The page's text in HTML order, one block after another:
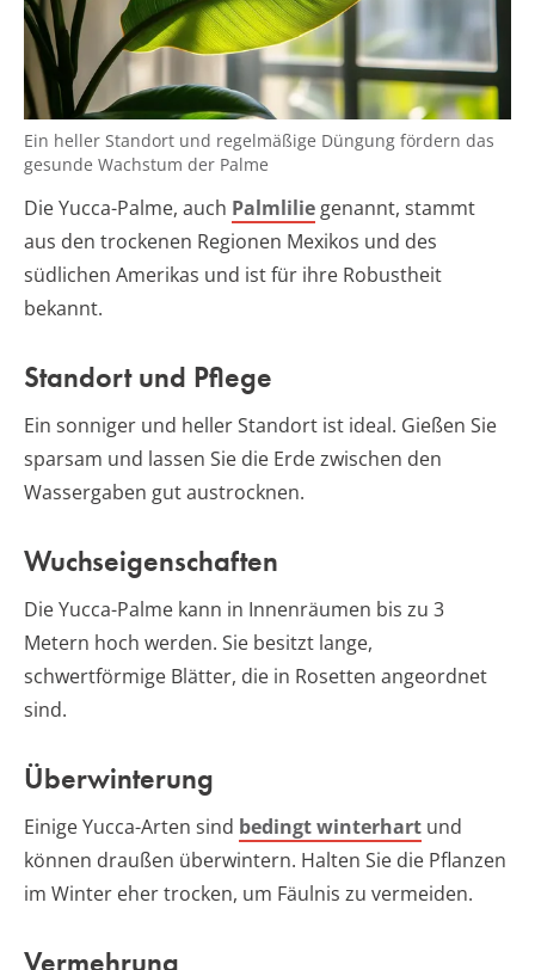
Ein heller Standort und regelmäßige Düngung fördern das
gesunde Wachstum der Palme
Die Yucca-Palme, auch Palmlilie genannt, stammt
aus den trockenen Regionen Mexikos und des
südlichen Amerikas und ist für ihre Robustheit
bekannt.
Standort und Pflege
Ein sonniger und heller Standort ist ideal. Gießen Sie
sparsam und lassen Sie die Erde zwischen den
Wassergaben gut austrocknen.
Wuchseigenschaften
Die Yucca-Palme kann in Innenräumen bis zu 3
Metern hoch werden. Sie besitzt lange,
schwertförmige Blätter, die in Rosetten angeordnet
sind.
Überwinterung
Einige Yucca-Arten sind bedingt winterhart und
können draußen überwintern. Halten Sie die Pflanzen
im Winter eher trocken, um Fäulnis zu vermeiden.
Vermehrung